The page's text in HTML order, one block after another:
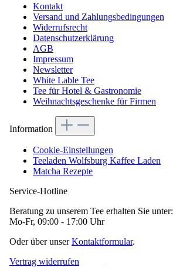
Kontakt
Versand und Zahlungsbedingungen
Widerrufsrecht
Datenschutzerklärung
AGB
Impressum
Newsletter
White Lable Tee
Tee für Hotel & Gastronomie
Weihnachtsgeschenke für Firmen
Information
Cookie-Einstellungen
Teeladen Wolfsburg Kaffee Laden
Matcha Rezepte
Service-Hotline
Beratung zu unserem Tee erhalten Sie unter:
Mo-Fr, 09:00 - 17:00 Uhr
Oder über unserKontaktformular.
Vertrag widerrufen